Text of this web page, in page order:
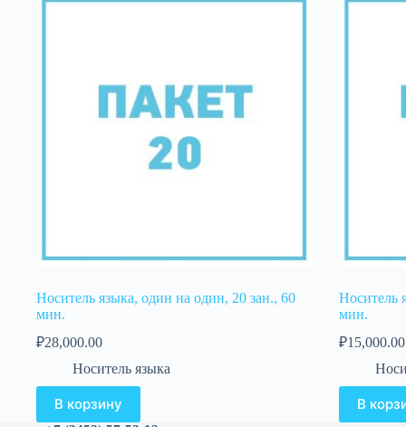
Носитель языка, один на один, 20 зан., 60
мин.
₽28,000.00
Носитель языка
В корзину
Носитель
мин.
₽15,000.00
В